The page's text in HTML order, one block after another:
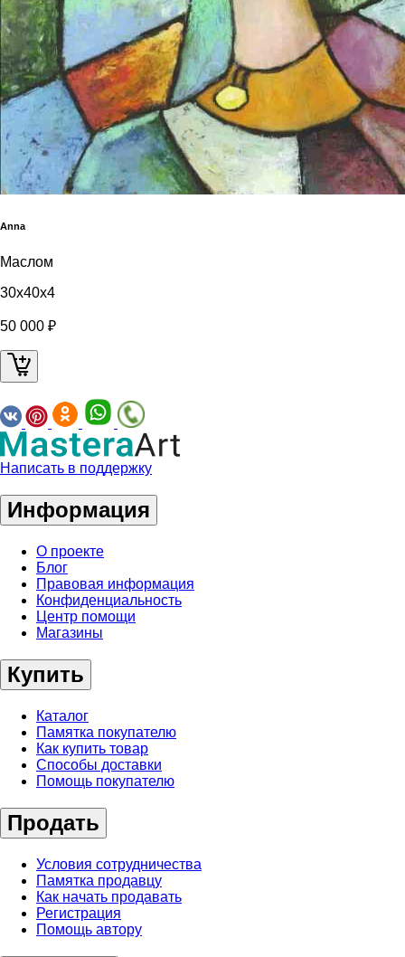
Anna
Маслом
30x40x4
50 000 ₽
Написать в поддержку
Информация
О проекте
Блог
Правовая информация
Конфиденциальность
Центр помощи
Магазины
Купить
Каталог
Памятка покупателю
Как купить товар
Способы доставки
Помощь покупателю
Продать
Условия сотрудничества
Памятка продавцу
Как начать продавать
Регистрация
Помощь автору